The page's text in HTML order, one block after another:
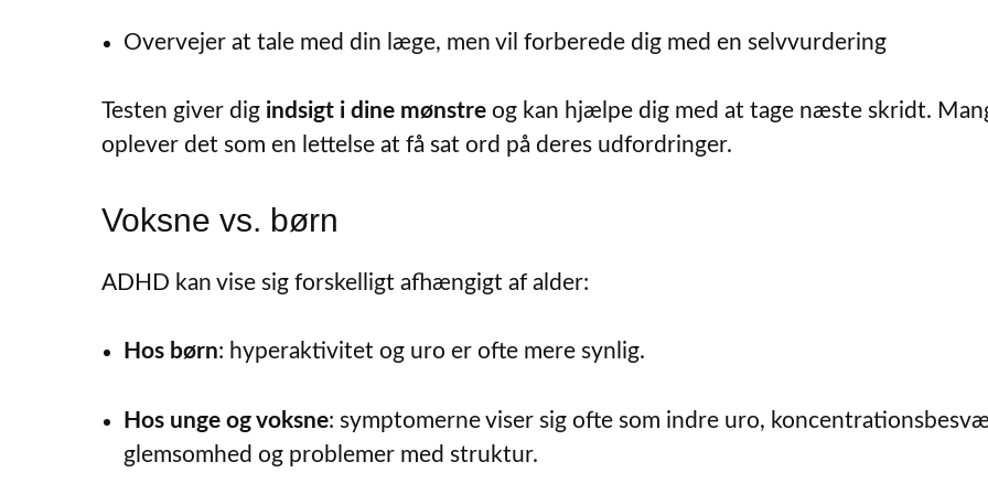
Overvejer at tale med din læge, men vil forberede dig med en selvvurdering
Testen giver dig indsigt i dine mønstre og kan hjælpe dig med at tage næste skridt.
oplever det som en lettelse at få sat ord på deres udfordringer.
Voksne vs. børn
ADHD kan vise sig forskelligt afhængigt af alder:
Hos børn: hyperaktivitet og uro er ofte mere synlig.
Hos unge og voksne: symptomerne viser sig ofte som indre uro,
glemsomhed og problemer med struktur.